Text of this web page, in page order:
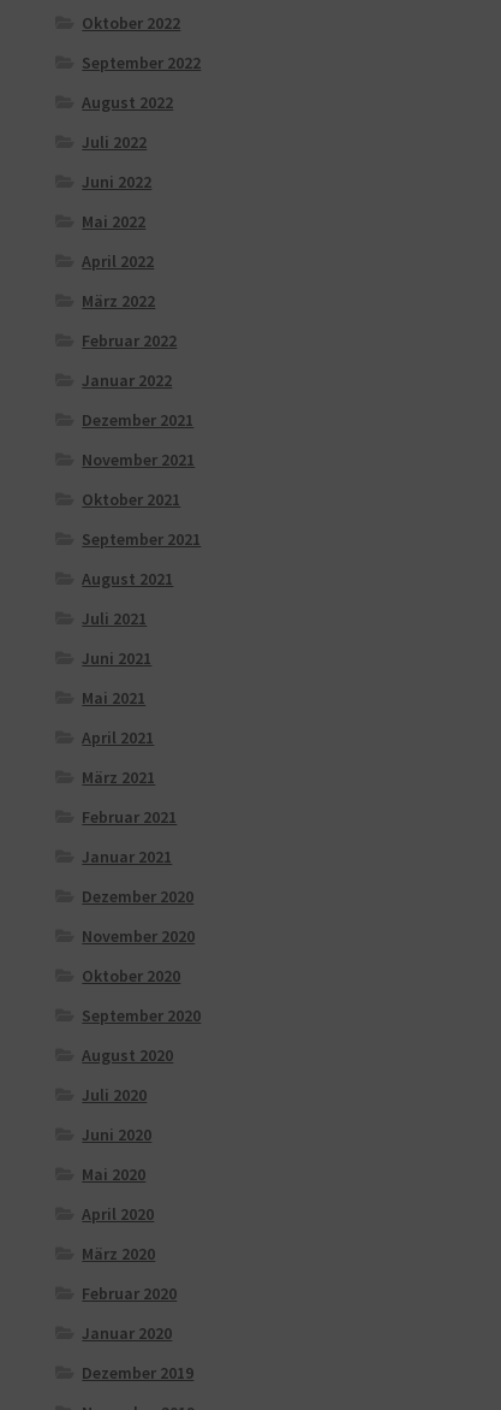
Oktober 2022
September 2022
August 2022
Juli 2022
Juni 2022
Mai 2022
April 2022
März 2022
Februar 2022
Januar 2022
Dezember 2021
November 2021
Oktober 2021
September 2021
August 2021
Juli 2021
Juni 2021
Mai 2021
April 2021
März 2021
Februar 2021
Januar 2021
Dezember 2020
November 2020
Oktober 2020
September 2020
August 2020
Juli 2020
Juni 2020
Mai 2020
April 2020
März 2020
Februar 2020
Januar 2020
Dezember 2019